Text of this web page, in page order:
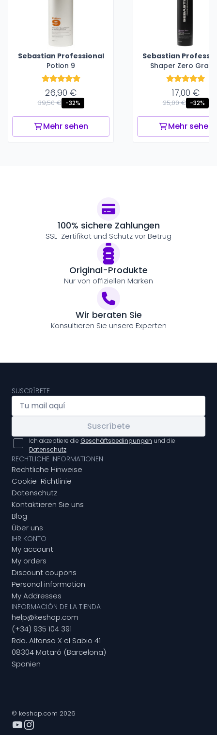
Sebastian Professional
Potion 9
26,90 €
39,50 € -32%
Mehr sehen
Sebastian
Shaper Zero
17,00 €
25,00 € -32%
Mehr sehen
100% sichere Zahlungen
SSL-Zertifikat und Schutz vor Betrug
Original-Produkte
Nur von offiziellen Marken
Wir beraten Sie
Konsultieren Sie unsere Experten
SUSCRÍBETE
Suscríbete
Ich akzeptiere die Geschäftsbedingungen und die
Datenschutz
RECHTLICHE INFORMATIONEN
Rechtliche Hinweise
Cookie-Richtlinie
Datenschutz
Kontaktieren Sie uns
Blog
Über uns
IHR KONTO
My account
My orders
Discount coupons
Personal information
My Addresses
INFORMACIÓN DE LA TIENDA
help@keshop.com
(+34) 935 104 391
Rda. Alfonso X el Sabio 41
08304 Mataró (Barcelona)
Spanien
© keshop.com 2026